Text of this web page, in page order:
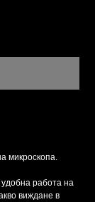
микроскопа.
работа на
виждане в